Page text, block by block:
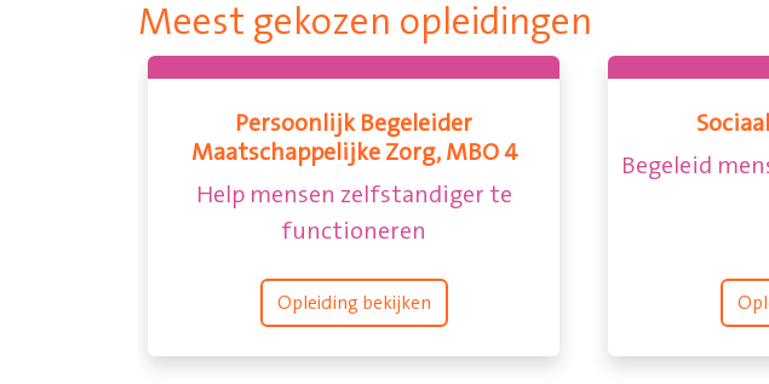
Meest gekozen opleidingen
Persoonlijk Begeleider
Maatschappelijke Zorg, MBO 4
Help mensen zelfstandiger te
functioneren
Opleiding bekijken
Begeleid